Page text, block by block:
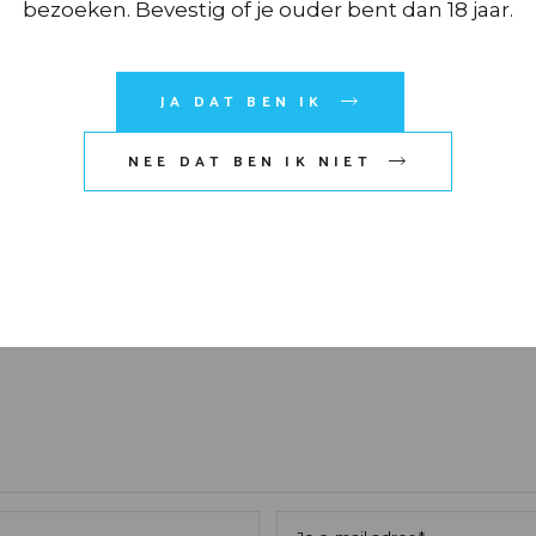
bezoeken. Bevestig of je ouder bent dan 18 jaar.
JA DAT BEN IK
NEE DAT BEN IK NIET
niet gepubliceerd. Vereiste velden zijn